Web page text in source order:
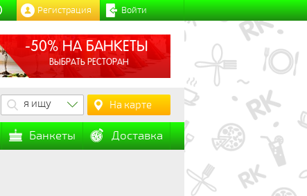
Войти
Регистрация
-50% НА БАНКЕТЫ
ВЫБРАТЬ РЕСТОРАН
я ищу На карте
Банкеты Доставка